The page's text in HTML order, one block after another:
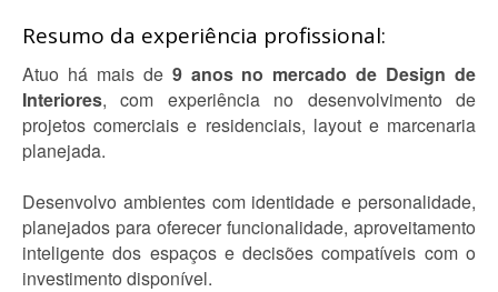
Resumo da experiência profissional:
Atuo há mais de 9 anos no mercado de Design de
Interiores, com experiência no desenvolvimento de
projetos comerciais e residenciais, layout e marcenaria
planejada.
Desenvolvo ambientes com identidade e personalidade,
planejados para oferecer funcionalidade, aproveitamento
inteligente dos espaços e decisões compatíveis com o
investimento disponível.